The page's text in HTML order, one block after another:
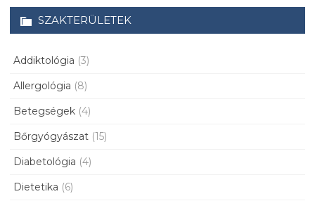
SZAKTERÜLETEK
Addiktológia (3)
Allergológia (8)
Betegségek (4)
Bőrgyógyászat (15)
Diabetológia (4)
Dietetika (6)